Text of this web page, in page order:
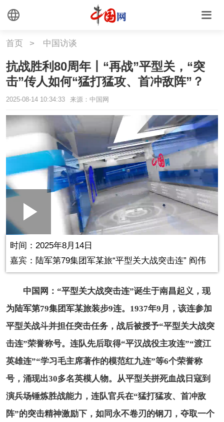
首页 > 中国访谈
抗战胜利80周年丨“再战”平型关，“突
击”传人如何“猛打猛攻、首冲敌阵”？
2025-08-14 10:34:33 来源：中国网
Play
Video
Picture-
Picture
时间：2025年8月14日
嘉宾：陆军第79集团军某旅“平型关大战突击连” 阎伟
中国网：“平型关大战突击连”诞生于南昌起义，现
为陆军第79集团军某旅装步9连。1937年9月，该连参加
平型关战斗并担任突击任务，战后被授予“平型关大战突
击连”荣誉称号。连队先后取得“平汉战役主攻连”“渡江
英雄连”“学习毛主席著作的模范红九连”等6个荣誉称
号，涌现出30多名英模人物。从平型关拼死血战日寇到
演兵场锤炼胜战能力，连队官兵在“猛打猛攻、首冲敌
阵”的突击精神激励下，如同永不卷刃的钢刀，夺取一个